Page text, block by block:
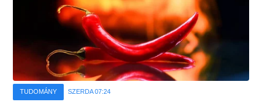
TUDOMÁNY SZERDA 07:24